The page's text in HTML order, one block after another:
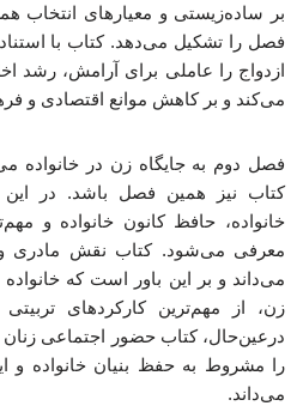
بر ساده‌زیستی و معیارهای
فصل را تشکیل می‌دهد. کتاب با استناد
ازدواج را عاملی برای آرامش، رشد
می‌کند و بر کاهش موانع اقتصادی و
فصل دوم به جایگاه زن در خانواده
کتاب نیز همین فصل باشد. در
خانواده، حافظ کانون خانواده و
معرفی می‌شود. کتاب نقش مادری و
می‌داند و بر این باور است که
زن، از مهم‌ترین کارکردهای
درعین‌حال، کتاب حضور اجتماعی زنان
را مشروط به حفظ بنیان خانواده و
می‌داند.